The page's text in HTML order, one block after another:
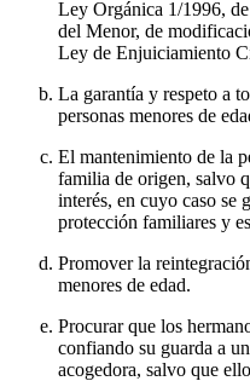
Ley Orgánica 1/1996,
del Menor, de
Ley de Enjuiciamiento
La garantía y respeto a
personas menores de
El mantenimiento de la
familia de origen, salvo
interés, en cuyo caso se
protección familiares y
Promover la
menores de edad.
Procurar que los
confiando su guarda a
acogedora, salvo que